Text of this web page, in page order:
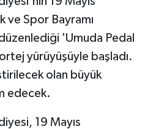
ve Spor Bayramı
'Umuda Pedal
yürüyüşüyle başladı.
olan büyük
edecek.
19 Mayıs